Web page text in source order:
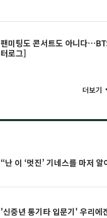
팬미팅도 콘서트도 아니다
터로그]
더보기
“난 이 ‘멋진’ 기네스를 마저
'신중년 통기타 입문기' 우리에